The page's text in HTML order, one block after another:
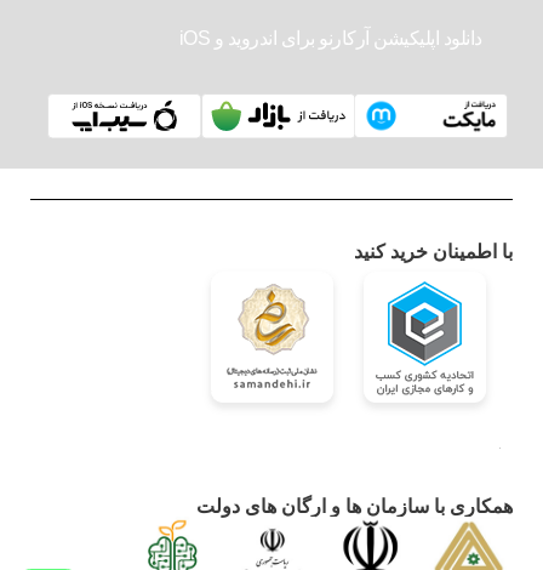
دانلود اپلیکیشن آرکارنو برای اندروید و iOS
با اطمینان خرید کنید
همکاری با سازمان ها و ارگان های دولت